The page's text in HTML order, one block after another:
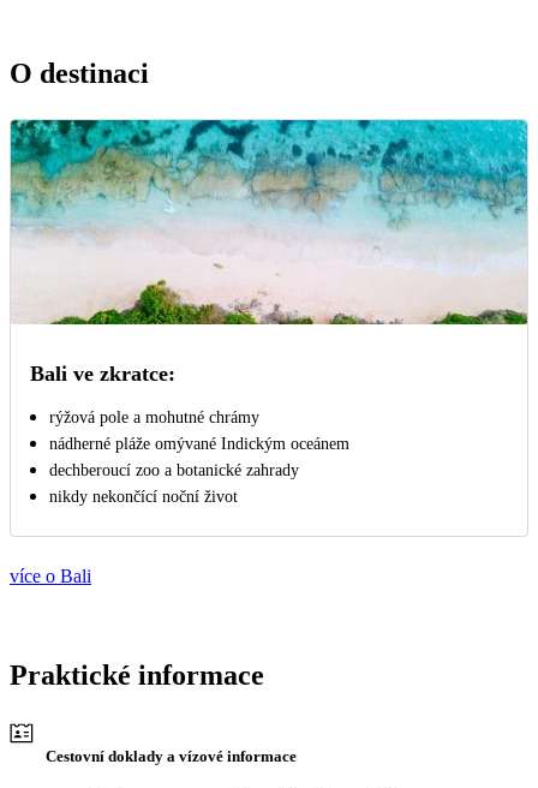
O destinaci
Bali ve zkratce:
rýžová pole a mohutné chrámy
nádherné pláže omývané Indickým oceánem
dechberoucí zoo a botanické zahrady
nikdy nekončící noční život
více o Bali
Praktické informace
Cestovní doklady a vízové informace